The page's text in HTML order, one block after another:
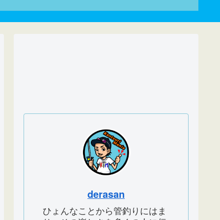
derasan
ひょんなことから管釣りにはま